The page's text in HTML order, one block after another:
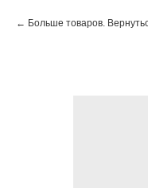
Больше товаров.